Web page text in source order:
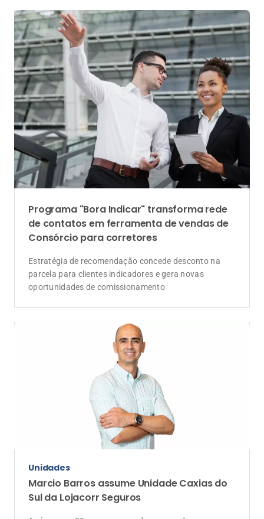
Programa "Bora Indicar" transforma rede
de contatos em ferramenta de vendas de
Consórcio para corretores
Estratégia de recomendação concede desconto na
parcela para clientes indicadores e gera novas
oportunidades de comissionamento
Unidades
Marcio Barros assume Unidade Caxias do
Sul da Lojacorr Seguros
Após quase 30 anos em grandes seguradoras,
executivo aposta na proximidade com os corretores e
no modelo colaborativo da rede para impulsionar o
desenvolvimento da região